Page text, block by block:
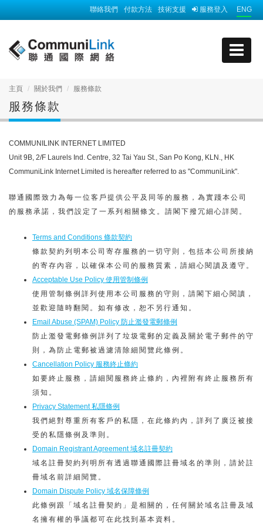
ENG
服務登入
技術支援
付款方法
聯絡我們
主頁 關於我們 服務條款
服務條款
COMMUNILINK INTERNET LIMITED
Unit 9B, 2/F Laurels Ind. Centre, 32 Tai Yau St., San Po Kong, KLN., HK
CommuniLink Internet Limited is hereafter referred to as "CommuniLink".
聯通國際致力為每一位客戶提供公平及同等的服務，為實踐本公司
的服務承諾，我們設定了一系列相關條文。請閣下撥冗細心詳閱。
Terms and Conditions 條款契約
條款契約列明本公司寄存服務的一切守則，包括本公司所接納
的寄存內容，以確保本公司的服務質素，請細心閱讀及遵守。
Acceptable Use Policy 使用管制條例
使用管制條例詳列使用本公司服務的守則，請閣下細心閱讀，
並歡迎隨時翻閱。如有修改，恕不另行通知。
Email Abuse (SPAM) Policy 防止濫發電郵條例
防止濫發電郵條例詳列了垃圾電郵的定義及關於電子郵件的守
則，為防止電郵被過濾清除細閱覽此條例。
Cancellation Policy 服務終止條約
如要終止服務，請細閱服務終止條約，內裡附有終止服務所有
須知。
Privacy Statement 私隱條例
我們絕對尊重所有客戶的私隱，在此條約內，詳列了廣泛被接
受的私隱條例及準則。
Domain Registrant Agreement 域名註冊契約
域名註冊契約列明所有透過聯通國際註冊域名的準則，請於註
冊域名前詳細閱覽。
Domain Dispute Policy 域名保障條例
此條例跟「域名註冊契約」是相關的，任何關於域名註冊及域
名擁有權的爭議都可在此找到基本資料。